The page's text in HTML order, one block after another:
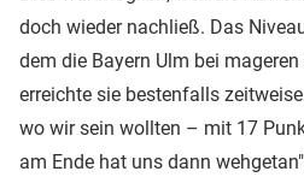
doch wieder nachließ. Das
dem die Bayern Ulm bei
erreichte sie bestenfalls
wo wir sein wollten – mit 17
am Ende hat uns dann